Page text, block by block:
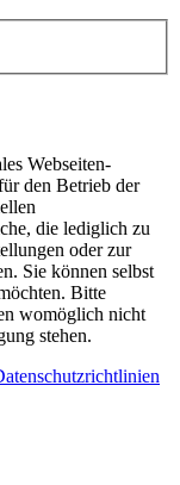
Webseiten-
den Betrieb der
die lediglich zu
oder zur
Sie können selbst
Bitte
womöglich nicht
stehen.